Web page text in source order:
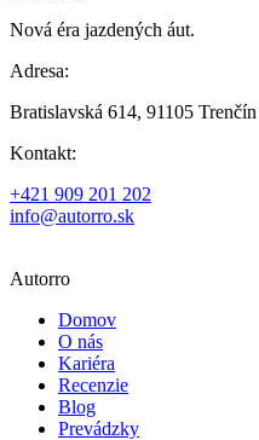
Nová éra jazdených áut.
Adresa:
Bratislavská 614, 91105 Trenčín
Kontakt:
+421 909 201 202
info@autorro.sk
Autorro
Domov
O nás
Kariéra
Recenzie
Blog
Prevádzky